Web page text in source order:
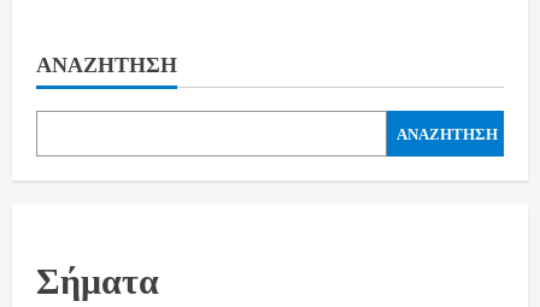
ΑΝΑΖΉΤΗΣΗ
ΑΝΑΖΉΤΗΣΗ
Σήματα